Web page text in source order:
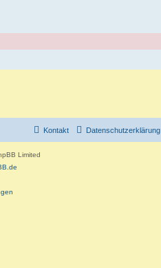
Datenschutzerklärung
Kontakt
Limited